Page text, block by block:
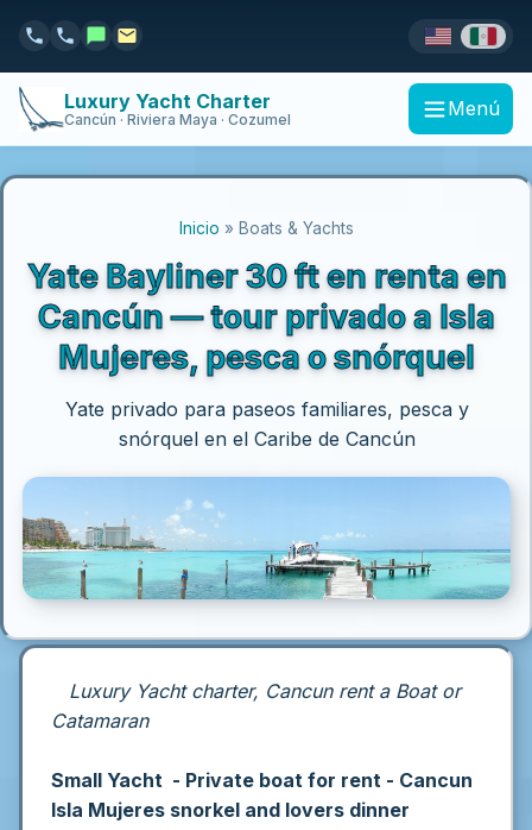
Luxury Yacht Charter
Cancún · Riviera Maya · Cozumel Menú
Inicio » Boats & Yachts
Yate Bayliner 30 ft en renta en
Cancún — tour privado a Isla
Mujeres, pesca o snórquel
Yate privado para paseos familiares, pesca y
snórquel en el Caribe de Cancún
Luxury Yacht charter, Cancun rent a Boat or
Catamaran
Small Yacht - Private boat for rent - Cancun
Isla Mujeres snorkel and lovers dinner